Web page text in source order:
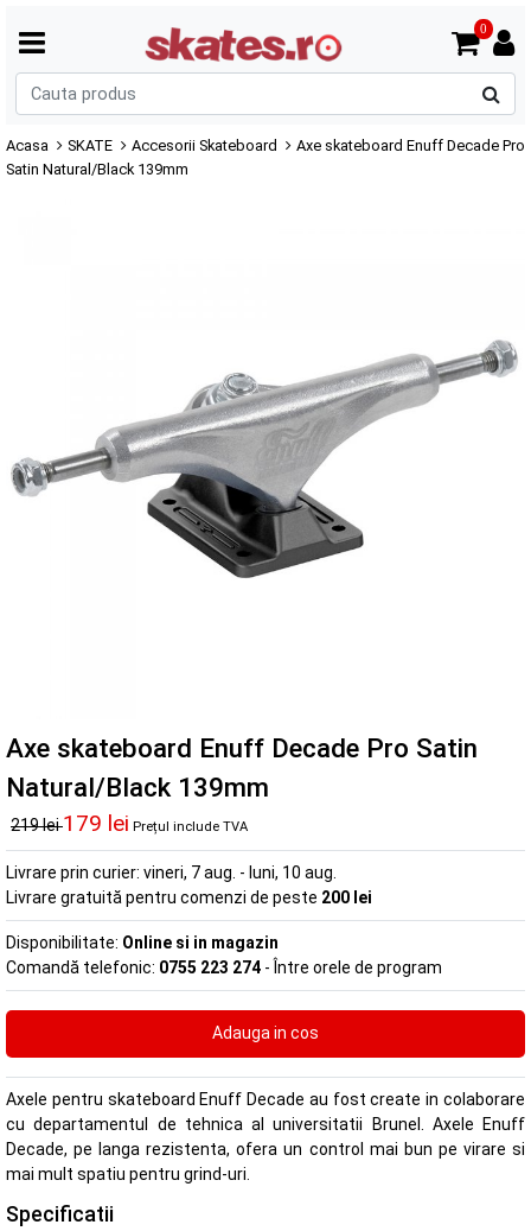
0
Acasa SKATE Accesorii Skateboard
Axe skateboard Enuff Decade Pro
Satin Natural/Black 139mm
Axe skateboard Enuff Decade Pro Satin
Natural/Black 139mm
219 lei179 lei Prețul include TVA
Livrare prin curier: vineri, 7 aug. - luni, 10 aug.
Livrare gratuită pentru comenzi de peste 200 lei
Disponibilitate: Online si in magazin
Comandă telefonic: 0755 223 274 - Între orele de program
Axele pentru skateboard Enuff Decade au fost create in colaborare
cu departamentul de tehnica al universitatii Brunel. Axele Enuff
Decade, pe langa rezistenta, ofera un control mai bun pe virare si
mai mult spatiu pentru grind-uri.
Specificatii